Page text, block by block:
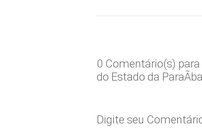
0 Comentário(s) para
do Estado da
Digite seu